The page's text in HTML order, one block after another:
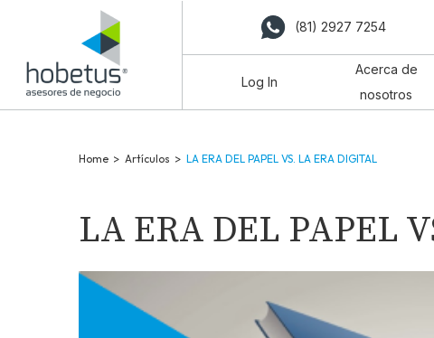
(81) 2927 7254
Log In
Acerca de
nosotros
Home > Artículos > LA ERA DEL PAPEL VS. LA ERA DIGITAL
LA ERA DEL PAPEL